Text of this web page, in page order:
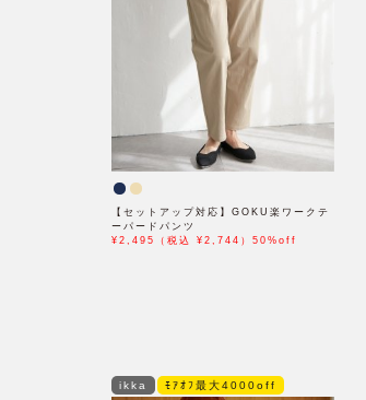
【セットアップ対応】GOKU楽ワークテ
ーパードパンツ
¥2,495（税込 ¥2,744）50%off
ikka ﾓｱｵﾌ最大4000off